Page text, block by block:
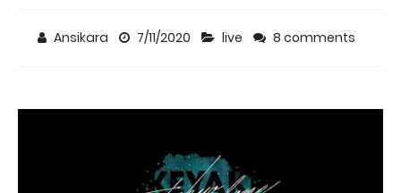
Ansikara 7/11/2020 live 8 comments